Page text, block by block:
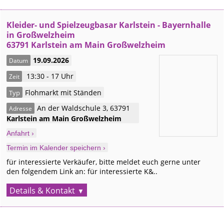
Kleider- und Spielzeugbasar Karlstein - Bayernhalle
in Großwelzheim
63791 Karlstein am Main Großwelzheim
Datum 19.09.2026
Zeit 13:30 - 17 Uhr
Typ Flohmarkt mit Ständen
Adresse An der Waldschule 3,63791
Karlstein am MainGroßwelzheim
Anfahrt ›
Termin im Kalender speichern ›
für interessierte Verkäufer, bitte meldet euch gerne unter
den folgendem Link an: für interessierte K&..
Details & Kontakt